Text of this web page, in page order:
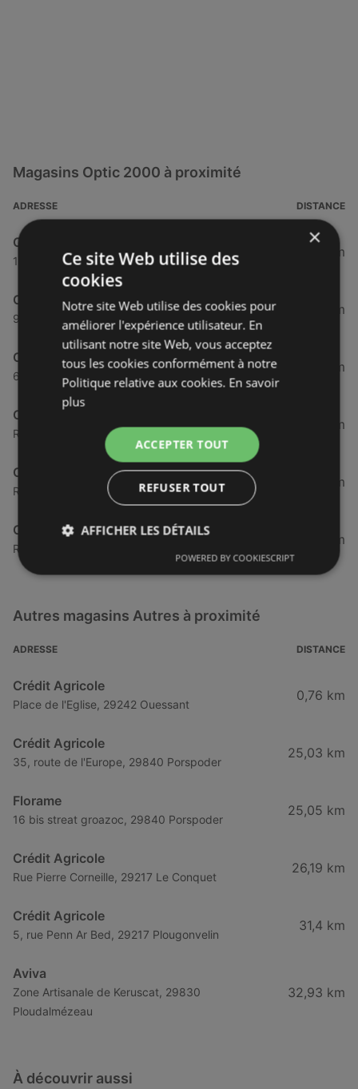
Magasins Optic 2000 à proximité
ADRESSE DISTANCE
Optic 2000
18 Rue Henri Provostic, 29830 Ploudalmézeau
33,6 km
Optic 2000
9 Rue Saint Yves, 29290 Saint-Renan
35,01 km
Optic 2000
62 Rue du Siam, 29200 Brest
45,46 km
Optic 2000
Rue du Verger, 29880 Plouguerneau
46,52 km
Optic 2000
Route de Gouesnou, 29200 Brest
46,57 km
Optic 2000
Route de Gouesnou, 29200 Brest
46,57 km
Autres magasins Autres à proximité
ADRESSE DISTANCE
Crédit Agricole
Place de l'Eglise, 29242 Ouessant
0,76 km
Crédit Agricole
35, route de l'Europe, 29840 Porspoder
25,03 km
Florame
16 bis streat groazoc, 29840 Porspoder
25,05 km
Crédit Agricole
Rue Pierre Corneille, 29217 Le Conquet
26,19 km
Crédit Agricole
5, rue Penn Ar Bed, 29217 Plougonvelin
31,4 km
Aviva
Zone Artisanale de Keruscat, 29830
Ploudalmézeau
32,93 km
À découvrir aussi
×
Ce site Web utilise des
cookies
Notre site Web utilise des cookies pour
améliorer l'expérience utilisateur. En
utilisant notre site Web, vous acceptez
tous les cookies conformément à notre
Politique relative aux cookies. En savoir
plus
ACCEPTER TOUT
REFUSER TOUT
AFFICHER LES DÉTAILS
POWERED BY COOKIESCRIPT